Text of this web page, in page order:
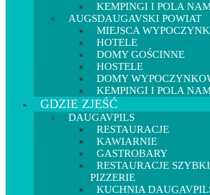
KEMPINGI I POLA
AUGSDAUGAVSKI POWIAT
MIEJSCA
HOTELE
DOMY GOŚCINNE
HOSTELE
DOMY
KEMPINGI I POLA
GDZIE ZJEŚĆ
DAUGAVPILS
RESTAURACJE
KAWIARNIE
GASTROBARY
RESTAURACJE
PIZZERIE
KUCHNIA